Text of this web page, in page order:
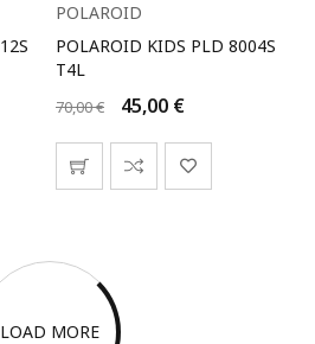
POLAROID
POLAROID KIDS PLD 8004S
T4L
70,00€ 45,00 €
LOAD MORE